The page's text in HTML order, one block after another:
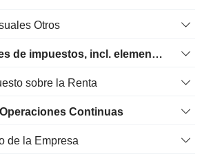
Otros
Resultado antes de impuestos, incl. elementos inusuales
sobre la Renta
Continuas
de la Empresa